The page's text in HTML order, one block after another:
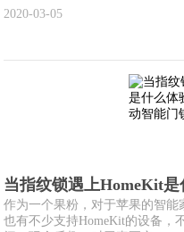
2020-03-05
当指纹锁遇上HomeKit
作为一个果粉，对于苹果的智能
也有不少支持HomeKit的设备，